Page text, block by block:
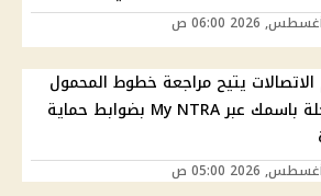
يتيح مراجعة خطوط المحمول
المسجلة باسمك عبر My NTRA بضوابط حماية